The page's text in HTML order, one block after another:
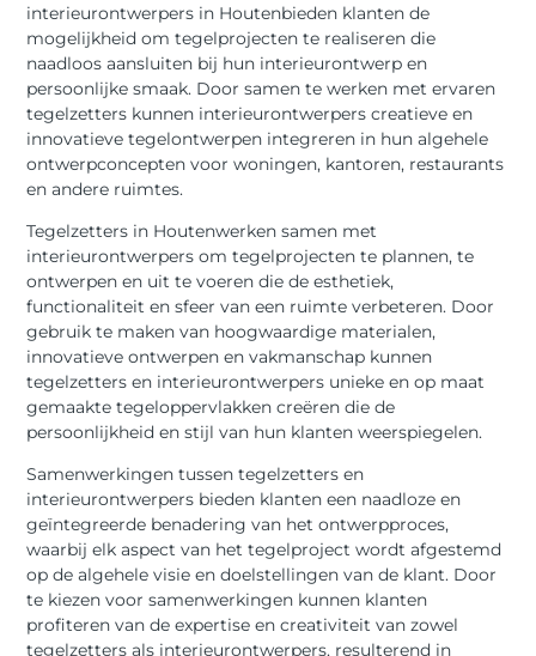
interieurontwerpers in Houtenbieden klanten de
mogelijkheid om tegelprojecten te realiseren die
naadloos aansluiten bij hun interieurontwerp en
persoonlijke smaak. Door samen te werken met ervaren
tegelzetters kunnen interieurontwerpers creatieve en
innovatieve tegelontwerpen integreren in hun algehele
ontwerpconcepten voor woningen, kantoren, restaurants
en andere ruimtes.
Tegelzetters in Houtenwerken samen met
interieurontwerpers om tegelprojecten te plannen, te
ontwerpen en uit te voeren die de esthetiek,
functionaliteit en sfeer van een ruimte verbeteren. Door
gebruik te maken van hoogwaardige materialen,
innovatieve ontwerpen en vakmanschap kunnen
tegelzetters en interieurontwerpers unieke en op maat
gemaakte tegeloppervlakken creëren die de
persoonlijkheid en stijl van hun klanten weerspiegelen.
Samenwerkingen tussen tegelzetters en
interieurontwerpers bieden klanten een naadloze en
geïntegreerde benadering van het ontwerpproces,
waarbij elk aspect van het tegelproject wordt afgestemd
op de algehele visie en doelstellingen van de klant. Door
te kiezen voor samenwerkingen kunnen klanten
profiteren van de expertise en creativiteit van zowel
tegelzetters als interieurontwerpers, resulterend in